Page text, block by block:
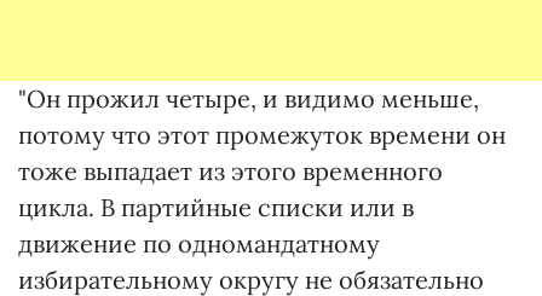
"Он прожил четыре, и видимо меньше,
потому что этот промежуток времени он
тоже выпадает из этого временного
цикла. В партийные списки или в
движение по одномандатному
избирательному округу не обязательно